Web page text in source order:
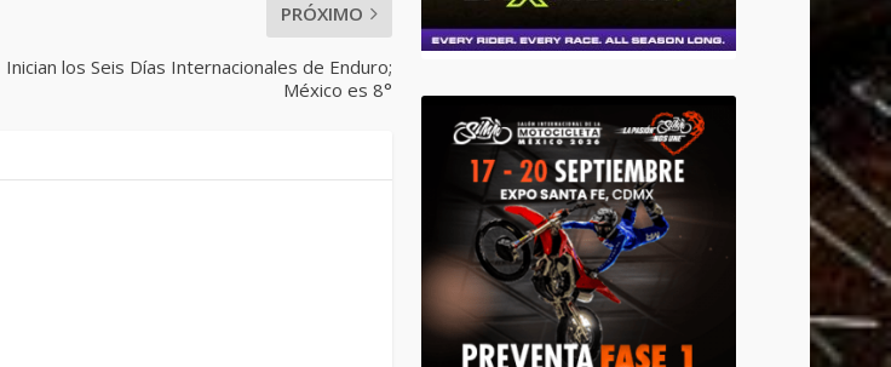
PRÓXIMO
Inician los Seis Días Internacionales de Enduro;
México es 8°